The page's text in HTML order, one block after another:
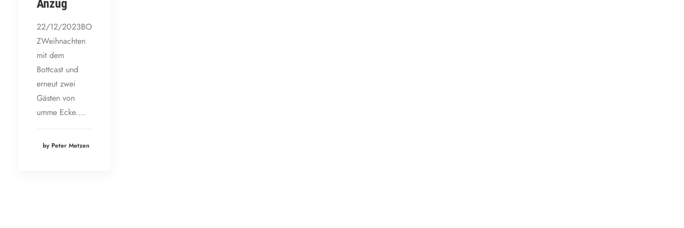
Anzug
22/12/2023BO
ZWeihnachten
mit dem
Bottcast und
erneut zwei
Gästen von
umme Ecke.…
by Peter Metzen